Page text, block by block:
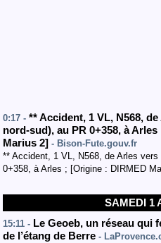
0:17 - **Accident, 1 VL, N568,
nord-sud), au PR 0+358, à Arles
Marius 2] - Bison-Fute.gouv.fr
** Accident, 1 VL, N568, de Arles
0+358, à Arles ; [Origine : DIRMED
SAMEDI 1
15:11 - Le Geoeb, un réseau qui
de l’étang de Berre -